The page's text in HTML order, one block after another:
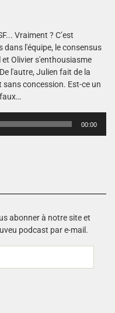
Vraiment ? C’est
dans l'équipe, le consensus
Olivier s'enthousiasme
l'autre, Julien fait de la
concession. Est-ce un
00:00
abonner à notre site et
podcast par e-mail.